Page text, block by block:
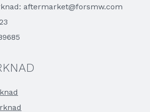
aftermarket@forsmw.com